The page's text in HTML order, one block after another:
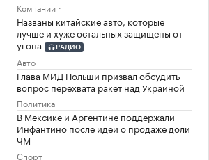
Компании
Названы китайские авто, которые
лучше и хуже остальных защищены от
угона
РАДИО
Авто
Глава МИД Польши призвал обсудить
вопрос перехвата ракет над Украиной
Политика
В Мексике и Аргентине поддержали
Инфантино после идеи о продаже доли
ЧМ
Спорт